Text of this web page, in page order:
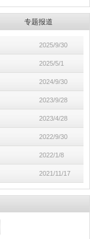
专题报道
2025/9/30
2025/5/1
2024/9/30
2023/9/28
2023/4/28
2022/9/30
2022/1/8
2021/11/17